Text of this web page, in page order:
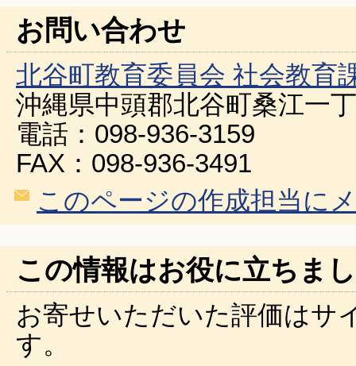
お問い合わせ
北谷町教育委員会 社会教育
沖縄県中頭郡北谷町桑江一
電話：098-936-3159
FAX：098-936-3491
このページの作成担当に
この情報はお役に立ちま
お寄せいただいた評価はサ
す。